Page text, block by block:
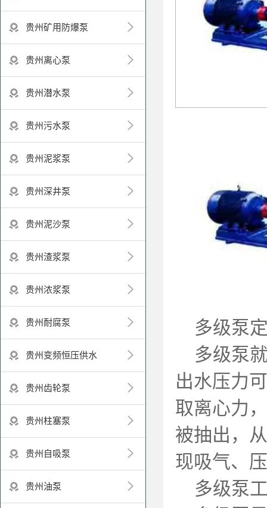
贵州矿用防爆泵
贵州离心泵
贵州潜水泵
贵州污水泵
贵州泥浆泵
贵州深井泵
贵州泥沙泵
贵州渣浆泵
贵州浓浆泵
贵州耐腐泵
贵州变频恒压供水
贵州齿轮泵
贵州柱塞泵
贵州自吸泵
贵州油泵
多级泵
多级泵就
出水压力
取离心力
被抽出，
现吸气、
多级泵